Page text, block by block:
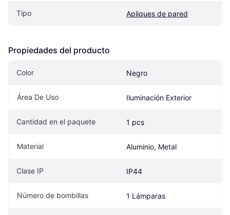
Tipo Apliques de pared
Propiedades del producto
Color Negro
Área De Uso Iluminación Exterior
Cantidad en el paquete 1 pcs
Material Aluminio, Metal
Clase IP IP44
Número de bombillas 1 Lámparas